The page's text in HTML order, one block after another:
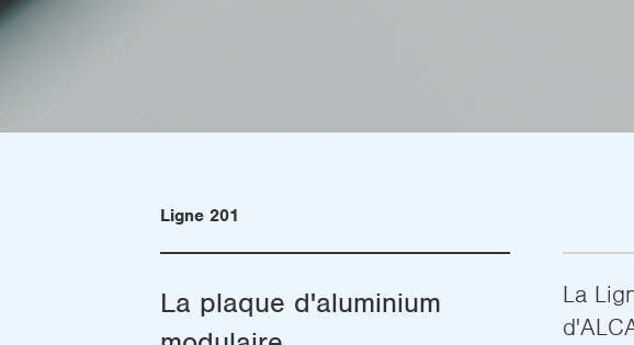
Ligne 201
La plaque d'aluminium
La